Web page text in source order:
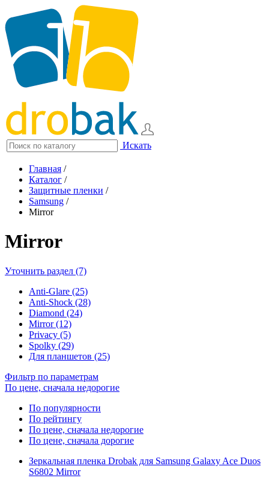
Искать
Главная /
Каталог /
Защитные пленки /
Samsung /
Mirror
Mirror
Уточнить раздел (7)
Anti-Glare (25)
Anti-Shock (28)
Diamond (24)
Mirror (12)
Privacy (5)
Spolky (29)
Для планшетов (25)
Фильтр по параметрам
По цене, сначала недорогие
По популярности
По рейтингу
По цене, сначала недорогие
По цене, сначала дорогие
Зеркальная пленка Drobak для Samsung Galaxy Ace Duos
S6802 Mirror